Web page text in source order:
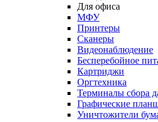
Для офиса
МФУ
Принтеры
Сканеры
Видеонаблюдение
Бесперебойное
Картриджи
Оргтехника
Терминалы сбора
Графические
Уничтожители